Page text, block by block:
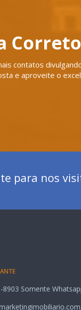
contatos
e aproveite o
para nos
8903 Somente